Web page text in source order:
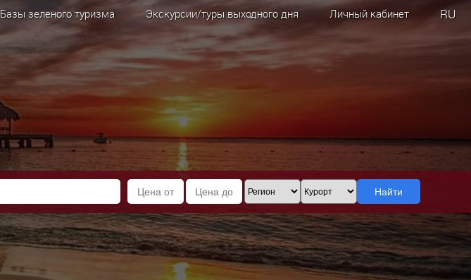
Базы зеленого туризма Экскурсии/туры выходного дня Личный кабинет RU
Найти